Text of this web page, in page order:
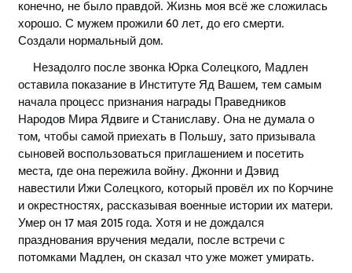
конечно, не было правдой. Жизнь моя всё же сложилась
хорошо. С мужем прожили 60 лет, до его смерти.
Создали нормальный дом.
Незадолго после звонка Юрка Солецкого, Мадлен
оставила показание в Институте Яд Вашем, тем самым
начала процесс признания награды Праведников
Народов Мира Ядвиге и Станиславу. Она не думала о
том, чтобы самой приехать в Польшу, зато призывала
сыновей воспользоваться приглашением и посетить
места, где она пережила войну. Джонни и Дэвид
навестили Ижи Солецкого, который провёл их по Корчине
и окрестностях, рассказывая военные истории их матери.
Умер он 17 мая 2015 года. Хотя и не дождался
празднования вручения медали, после встречи с
потомками Мадлен, он сказал что уже может умирать.